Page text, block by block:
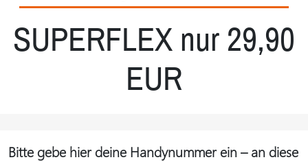
SUPERFLEX nur 29,90
EUR
Bitte gebe hier deine Handynummer ein – an diese